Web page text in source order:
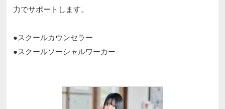
力でサポートします。
●スクールカウンセラー
●スクールソーシャルワーカー